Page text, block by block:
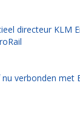
directeur KLM
verbonden met